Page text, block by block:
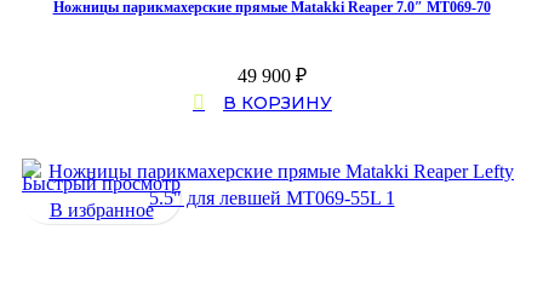
Ножницы парикмахерские прямые Matakki Reaper 7.0″ MT069-70
49 900 ₽
В КОРЗИНУ
Быстрый просмотр
В избранное